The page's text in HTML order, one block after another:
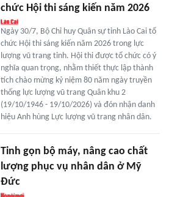
chức Hội thi sáng kiến năm 2026
Ngày 30/7, Bộ Chỉ huy Quân sự tỉnh Lào Cai tổ
chức Hội thi sáng kiến năm 2026 trong lực
lượng vũ trang tỉnh. Hội thi được tổ chức có ý
nghĩa quan trọng, nhằm thiết thực lập thành
tích chào mừng kỷ niệm 80 năm ngày truyền
thống lực lượng vũ trang Quân khu 2
(19/10/1946 - 19/10/2026) và đón nhận danh
hiệu Anh hùng Lực lượng vũ trang nhân dân.
Tinh gọn bộ máy, nâng cao chất
lượng phục vụ nhân dân ở Mỹ
Đức